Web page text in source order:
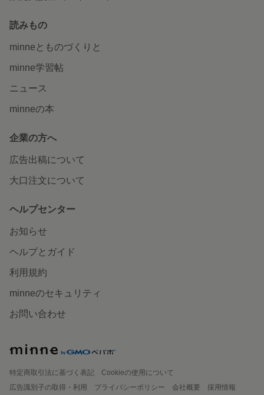
読みもの
minneとものづくりと
minne学習帖
ニュース
minneの本
企業の方へ
広告出稿について
大口注文について
ヘルプセンター
お知らせ
ヘルプとガイド
利用規約
minneのセキュリティ
お問い合わせ
特定商取引法に基づく表記
Cookieの使用について
広告識別子の取得・利用
プライバシーポリシー 会社概要
採用情報